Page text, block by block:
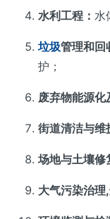
水利工程： 水
垃圾管理和回
护；
废弃物能源化
街道清洁与维
场地与土壤修
大气污染治理